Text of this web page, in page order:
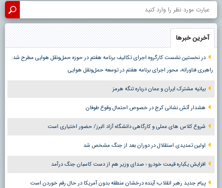
آخرین خبرها
در نخستین نشست کارگروه اجرای تکالیف برنامه هفتم در حوزه حمل‌ونقل هوایی مطرح شد:
راهبری فناورانه، محور اجرای برنامه هفتم در توسعه حمل‌ونقل هوایی
بیانیه مشترک ایران و عمان درباره تنگه هرمز
هشدار آتش نشانی کرج در خصوص احتمال وقوع طوفان
شروع کلاس های عملی و کارگاهی دانشگاه آزاد البرز/ حضور اختیاری است
اولین تمدیدی استقلال در دوران بعد از جنگ مشخص شد
افزایش یکباره قیمت خودرو ؛ صدای وزیر هم از دست کاسبان جنگ درآمد
پیام جدید رهبر انقلاب؛ آینده درخشان منطقه بدون آمریکا در حال رقم خوردن است